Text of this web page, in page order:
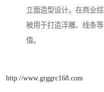
立面造型设计。在商业
被用于打造浮雕、线条
值。
http://www.grggrc168.com